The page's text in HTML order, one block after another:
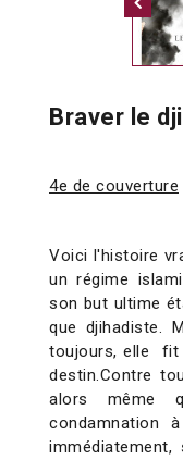
Braver le
4e de couverture
Voici l'histoire
un régime
son but ultime
que djihadiste.
toujours, elle fit
destin.Contre
alors même
condamnation